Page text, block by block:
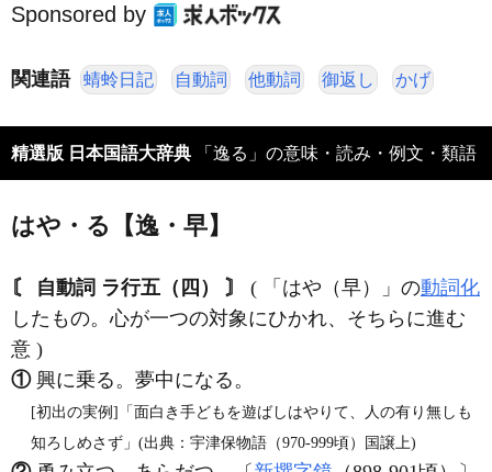
Sponsored by
関連語 蜻蛉日記 自動詞 他動詞 御返し かげ
精選版 日本国語大辞典 「逸る」の意味・読み・例文・類語
はや・る【逸・早】
〘 自動詞 ラ行五（四） 〙 ( 「はや（早）」の動詞化
したもの。心が一つの対象にひかれ、そちらに進む
意 )
①興に乗る。夢中になる。
[初出の実例]「面白き手どもを遊ばしはやりて、人の有り無しも
知ろしめさず」(出典：宇津保物語（970‐999頃）国譲上)